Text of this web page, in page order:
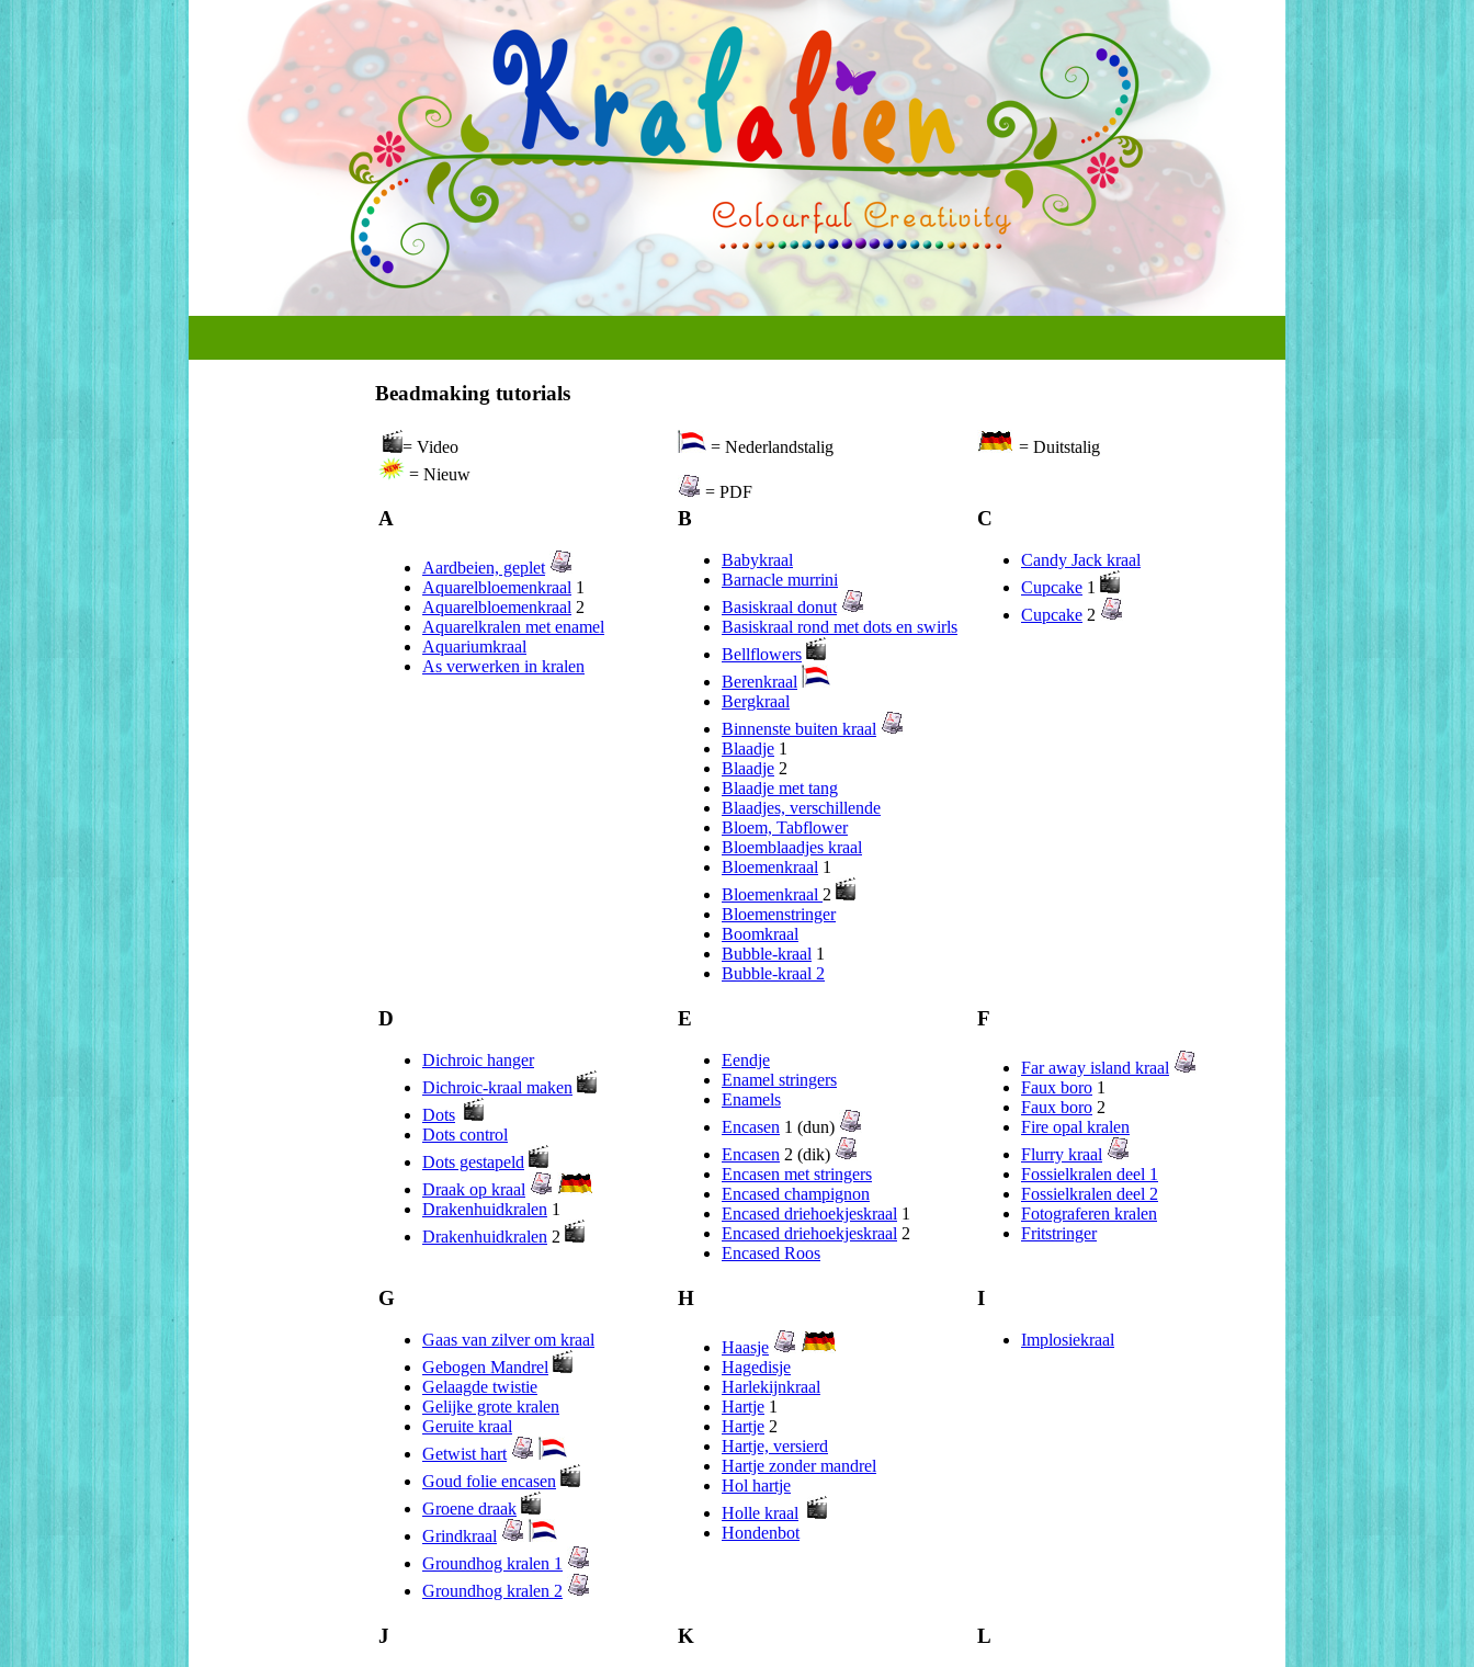
Beadmaking tutorials
= Video
= Nieuw
= Nederlandstalig
= PDF
= Duitstalig
A
Aardbeien, geplet
Aquarelbloemenkraal 1
Aquarelbloemenkraal 2
Aquarelkralen met enamel
Aquariumkraal
As verwerken in kralen
B
Babykraal
Barnacle murrini
Basiskraal donut
Basiskraal rond met dots en swirls
Bellflowers
Berenkraal
Bergkraal
Binnenste buiten kraal
Blaadje 1
Blaadje 2
Blaadje met tang
Blaadjes, verschillende
Bloem, Tabflower
Bloemblaadjes kraal
Bloemenkraal 1
Bloemenkraal 2
Bloemenstringer
Boomkraal
Bubble-kraal 1
Bubble-kraal 2
C
Candy Jack kraal
Cupcake 1
Cupcake 2
D
Dichroic hanger
Dichroic-kraal maken
Dots
Dots control
Dots gestapeld
Draak op kraal
Drakenhuidkralen 1
Drakenhuidkralen 2
E
Eendje
Enamel stringers
Enamels
Encasen 1 (dun)
Encasen 2 (dik)
Encasen met stringers
Encased champignon
Encased driehoekjeskraal 1
Encased driehoekjeskraal 2
Encased Roos
F
Far away island kraal
Faux boro 1
Faux boro 2
Fire opal kralen
Flurry kraal
Fossielkralen deel 1
Fossielkralen deel 2
Fotograferen kralen
Fritstringer
G
Gaas van zilver om kraal
Gebogen Mandrel
Gelaagde twistie
Gelijke grote kralen
Geruite kraal
Getwist hart
Goud folie encasen
Groene draak
Grindkraal
Groundhog kralen 1
Groundhog kralen 2
H
Haasje
Hagedisje
Harlekijnkraal
Hartje 1
Hartje 2
Hartje, versierd
Hartje zonder mandrel
Hol hartje
Holle kraal
Hondenbot
I
Implosiekraal
J K L